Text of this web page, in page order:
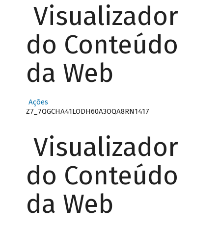
Visualizador
do Conteúdo
da Web
Ações
Z7_7QGCHA41LODH60A3OQA8RN1417
Visualizador
do Conteúdo
da Web